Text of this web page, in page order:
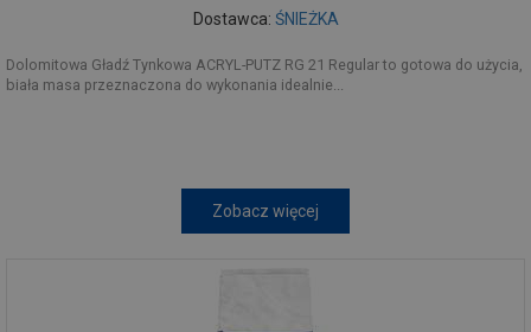
Dostawca: ŚNIEŻKA
Dolomitowa Gładź Tynkowa ACRYL-PUTZ RG 21 Regular to gotowa do użycia,
biała masa przeznaczona do wykonania idealnie...
Zobacz więcej